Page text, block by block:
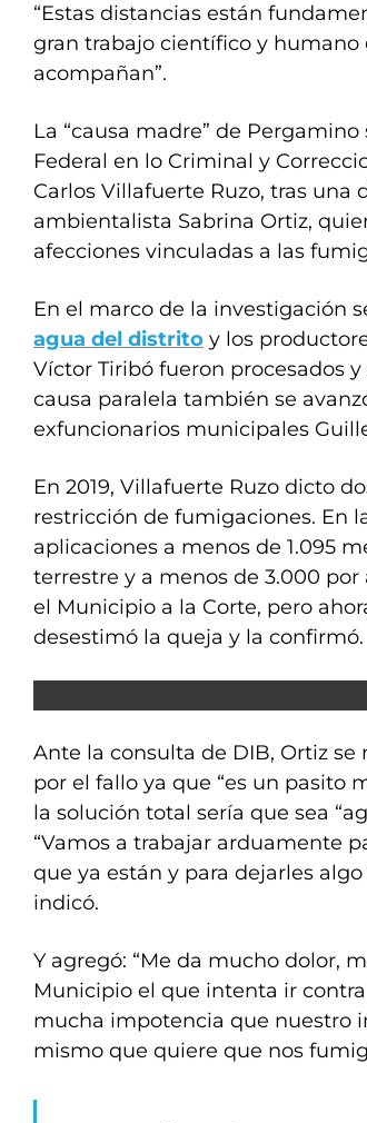
“Estas distancias están
gran trabajo científico y humano
acompañan”.
La “causa madre” de
Federal en lo Criminal y
Carlos Villafuerte Ruzo, tras una
ambientalista Sabrina Ortiz,
afecciones vinculadas a las
En el marco de la investigación
agua del distrito y los
Víctor Tiribó fueron procesados
causa paralela también se
exfuncionarios municipales
En 2019, Villafuerte Ruzo dicto
restricción de fumigaciones. En
aplicaciones a menos de 1.095
terrestre y a menos de 3.000
el Municipio a la Corte, pero
desestimó la queja y la confirmó.
Ante la consulta de DIB, Ortiz
por el fallo ya que “es un pasito
la solución total sería que sea
“Vamos a trabajar arduamente
que ya están y para dejarles
indicó.
Y agregó: “Me da mucho dolor,
Municipio el que intenta ir
mucha impotencia que nuestro
mismo que quiere que nos